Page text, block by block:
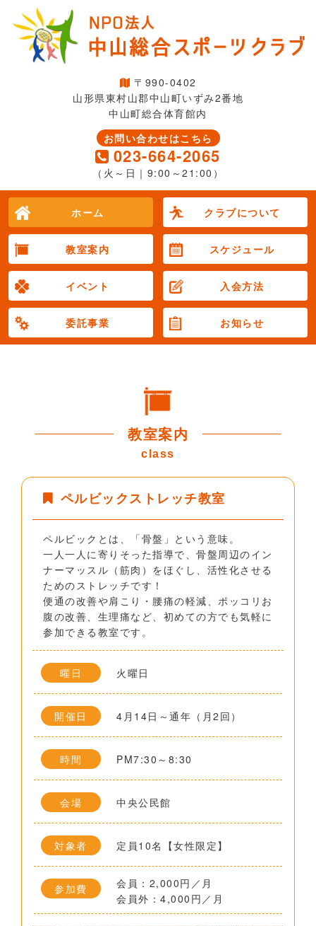
〒990-0402
山形県東村山郡中山町いずみ2番地
中山町総合体育館内
お問い合わせはこちら
023-664-2065
（火～日｜9:00～21:00）
ホーム クラブについて
教室案内 スケジュール
イベント 入会方法
委託事業 お知らせ
教室案内
class
ペルビックストレッチ教室
ペルビックとは、「骨盤」という意味。
一人一人に寄りそった指導で、骨盤周辺のイン
ナーマッスル（筋肉）をほぐし、活性化させる
ためのストレッチです！
便通の改善や肩こり・腰痛の軽減、ポッコリお
腹の改善、生理痛など、初めての方でも気軽に
参加できる教室です。
曜日 火曜日
開催日 4月14日～通年（月2回）
時間 PM7:30～8:30
会場 中央公民館
対象者 定員10名【女性限定】
参加費
会員：2,000円／月
会員外：4,000円／月